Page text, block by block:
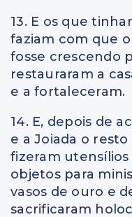
13. E os que
faziam com que
fosse crescendo
restauraram a
e a fortaleceram.
14. E, depois de
e a Joiada o
fizeram utensílios
objetos para
vasos de ouro e
sacrificaram